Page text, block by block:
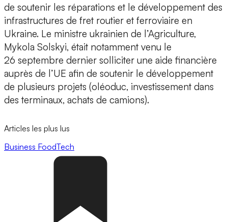
de soutenir les réparations et le développement des
infrastructures de fret routier et ferroviaire en
Ukraine. Le ministre ukrainien de l’Agriculture,
Mykola Solskyi, était notamment venu le
26 septembre dernier solliciter une aide financière
auprès de l’UE afin de soutenir le développement
de plusieurs projets (oléoduc, investissement dans
des terminaux, achats de camions).
Articles les plus lus
Business FoodTech